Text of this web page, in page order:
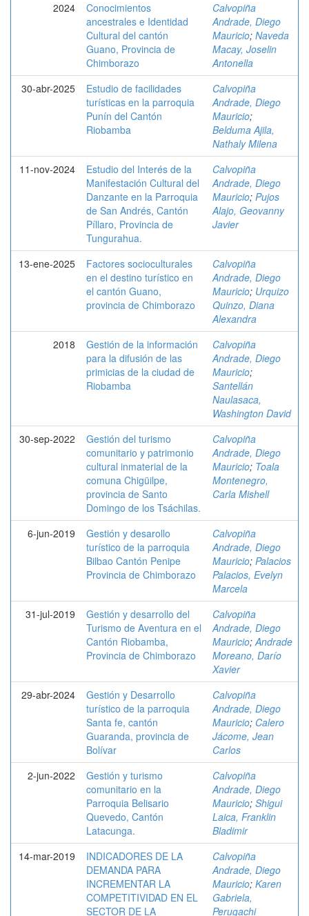
2024
Conocimientos
ancestrales e Identidad
Cultural del cantón
Guano, Provincia de
Chimborazo
Calvopiña
Andrade, Diego
Mauricio; Naveda
Macay, Joselin
Antonella
30-abr-2025
Estudio de facilidades
turísticas en la parroquia
Punín del Cantón
Riobamba
Calvopiña
Andrade, Diego
Mauricio;
Belduma Ajila,
Nathaly Milena
11-nov-2024
Estudio del Interés de la
Manifestación Cultural del
Danzante en la Parroquia
de San Andrés, Cantón
Píllaro, Provincia de
Tungurahua.
Calvopiña
Andrade, Diego
Mauricio; Pujos
Alajo, Geovanny
Javier
13-ene-2025
Factores socioculturales
en el destino turístico en
el cantón Guano,
provincia de Chimborazo
Calvopiña
Andrade, Diego
Mauricio; Urquizo
Quinzo, Diana
Alexandra
2018
Gestión de la información
para la difusión de las
primicias de la ciudad de
Riobamba
Calvopiña
Andrade, Diego
Mauricio;
Santellán
Naulasaca,
Washington David
30-sep-2022
Gestión del turismo
comunitario y patrimonio
cultural inmaterial de la
comuna Chigüilpe,
provincia de Santo
Domingo de los Tsáchilas.
Calvopiña
Andrade, Diego
Mauricio; Toala
Montenegro,
Carla Mishell
6-jun-2019
Gestión y desarollo
turístico de la parroquia
Bilbao Cantón Penipe
Provincia de Chimborazo
Calvopiña
Andrade, Diego
Mauricio; Palacios
Palacios, Evelyn
Marcela
31-jul-2019
Gestión y desarrollo del
Turismo de Aventura en el
Cantón Riobamba,
Provincia de Chimborazo
Calvopiña
Andrade, Diego
Mauricio;Andrade
Moreano, Darío
Xavier
29-abr-2024
Gestión y Desarrollo
turístico de la parroquia
Santa fe, cantón
Guaranda, provincia de
Bolívar
Calvopiña
Andrade, Diego
Mauricio; Calero
Jácome, Jean
Carlos
2-jun-2022
Gestión y turismo
comunitario en la
Parroquia Belisario
Quevedo, Cantón
Latacunga.
Calvopiña
Andrade, Diego
Mauricio; Shigui
Laica, Franklin
Bladimir
14-mar-2019
INDICADORES DE LA
DEMANDA PARA
INCREMENTAR LA
COMPETITIVIDAD EN EL
SECTOR DE LA
Calvopiña
Andrade, Diego
Mauricio; Karen
Gabriela,
Perugachi